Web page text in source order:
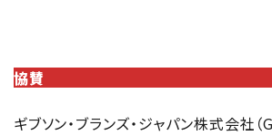
協賛
ギブソン・ブランズ・ジャパン株式会社